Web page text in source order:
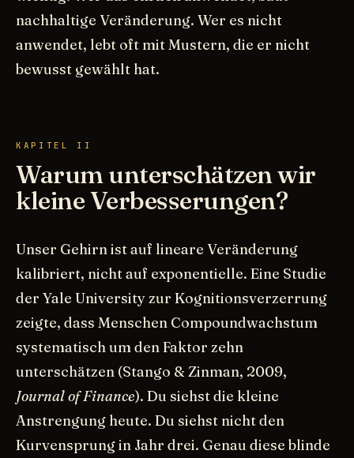
nachhaltige Veränderung. Wer es nicht
anwendet, lebt oft mit Mustern, die er nicht
bewusst gewählt hat.
KAPITEL II
Warum unterschätzen wir
kleine Verbesserungen?
Unser Gehirn ist auf lineare Veränderung
kalibriert, nicht auf exponentielle. Eine Studie
der Yale University zur Kognitionsverzerrung
zeigte, dass Menschen Compoundwachstum
systematisch um den Faktor zehn
unterschätzen (Stango & Zinman, 2009,
Journal of Finance). Du siehst die kleine
Anstrengung heute. Du siehst nicht den
Kurvensprung in Jahr drei. Genau diese blinde